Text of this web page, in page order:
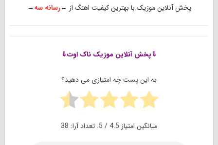
پخش آنلاین موزیک با بهترین کیفیت اهنگ از ←رسانه سه→
⇓پخش آنلاین موزیکناک اوت⇓
به این پست چه امتیازی می دهید؟
میانگین امتیاز 4.5 / 5. تعداد آرا: 38